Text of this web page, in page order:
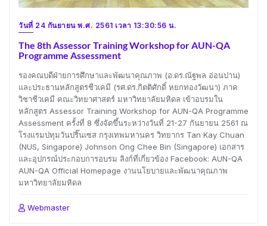
วันที่ 24 กันยายน พ.ศ. 2561 เวลา 13:30:56 น.
The 8th Assessor Training Workshop for AUN-QA
Programme Assessment
รองคณบดีฝ่ายการศึกษาและพัฒนาคุณภาพ (อ.ดร.ณัฐพล อ่อนปาน)
และประธานหลักสูตรชีวเคมี (รศ.ดร.กิตติศักดิ์ หยกทองวัฒนา) ภาค
วิชาชีวเคมี คณะวิทยาศาสตร์ มหาวิทยาลัยมหิดล เข้าอบรมใน
หลักสูตร Assessor Training Workshop for AUN-QA Programme
Assessment ครั้งที่ 8 ซึ่งจัดขึ้นระหว่างวันที่ 21-27 กันยายน 2561 ณ
โรงแรมปทุมวันปริ๊นเซส กรุงเทพมหานคร วิทยากร Tan Kay Chuan
(NUS, Singapore) Johnson Ong Chee Bin (Singapore) เอกสาร
และอุปกรณ์ประกอบการอบรม ลิงก์ที่เกี่ยวข้อง Facebook: AUN-QA
AUN-QA Official Homepage งานนโยบายและพัฒนาคุณภาพ
มหาวิทยาลัยมหิดล
Webmaster